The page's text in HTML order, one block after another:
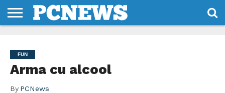
NOI
SI
CONDITII
FUN
Arma cu alcool
By PCNews